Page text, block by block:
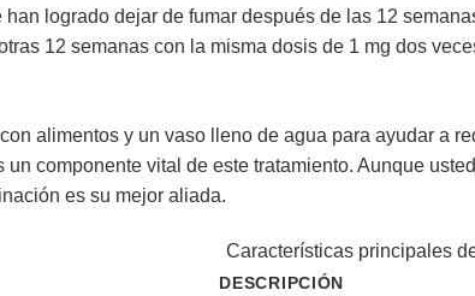
han logrado dejar de fumar después de las 12
12 semanas con la misma dosis de 1 mg dos
con alimentos y un vaso lleno de agua para ayudar a
componente vital de este tratamiento. Aunque
es su mejor aliada.
Características principales
DESCRIPCIÓN